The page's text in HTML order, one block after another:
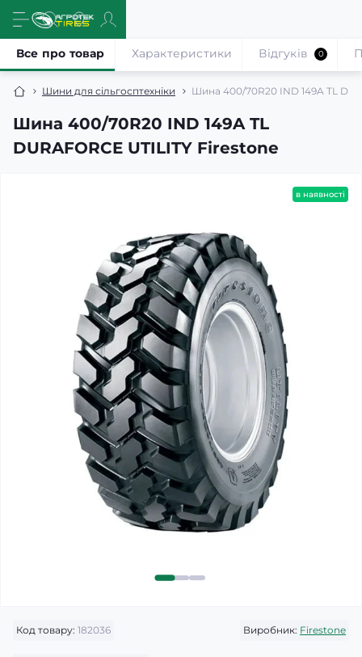
Шини для сільгосптехніки Шина 400/70R20 IND 149A TL
Шина 400/70R20 IND 149A TL
DURAFORCE UTILITY Firestone
Все про товар Характеристики Відгуків 0
в наявності
Код товару: 182036 Виробник: Firestone